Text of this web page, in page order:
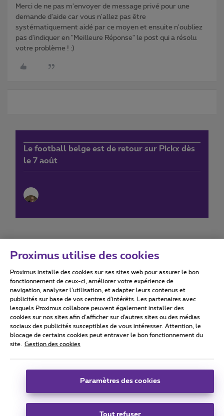
Merci de ne pas m'envoyer de message privé pour une
demande d'aide car vous n'allez pas être
systématiquement aidé par ce moyen et ensuite n'oubliez
pas d'indiquer en "Meilleure Réponse" le post qui a résolu
votre problème ! :)
Le football belge est de retour sur Pickx dès
le 7 août
Conditions d'utilisation Accessibility statement
Tous droits réservés. © 2026 Proximus
Conditions générales, info consommateur
Coordonnées de l’entreprise
Boulevard du Roi Albert II 27 - B-1030 Bruxelles.
Proximus utilise des cookies
Proximus installe des cookies sur ses sites web pour assurer le bon
fonctionnement de ceux-ci, améliorer votre expérience de
navigation, analyser l’utilisation, et adapter leurs contenus et
publicités sur base de vos centres d’intérêts. Les partenaires avec
lesquels Proximus collabore peuvent également installer des
cookies sur nos sites afin d’afficher sur d'autres sites ou des médias
sociaux des publicités susceptibles de vous intéresser. Attention, le
blocage de certains cookies peut entraver le bon fonctionnement du
site.
Gestion des cookies
Paramètres des cookies
Tout refuser